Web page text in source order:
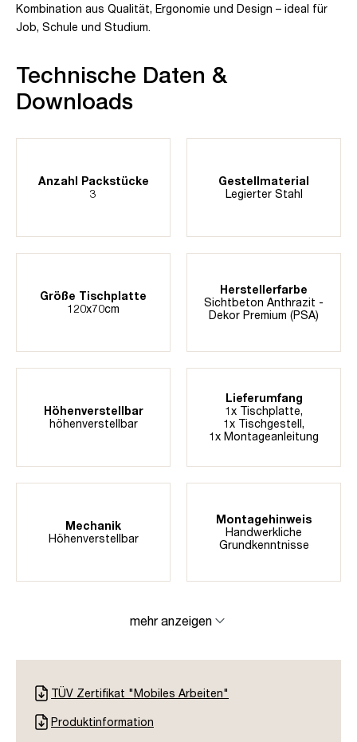
Kombination aus Qualität, Ergonomie und Design – ideal für
Job, Schule und Studium.
Technische Daten &
Downloads
Anzahl Packstücke
3
Gestellmaterial
Legierter Stahl
Größe Tischplatte
120x70cm
Herstellerfarbe
Sichtbeton Anthrazit -
Dekor Premium (PSA)
Höhenverstellbar
höhenverstellbar
Lieferumfang
1x Tischplatte,
1x Tischgestell,
1x Montageanleitung
Mechanik
Höhenverstellbar
Montagehinweis
Handwerkliche
Grundkenntnisse
mehr anzeigen
TÜV Zertifikat "Mobiles Arbeiten"
Produktinformation